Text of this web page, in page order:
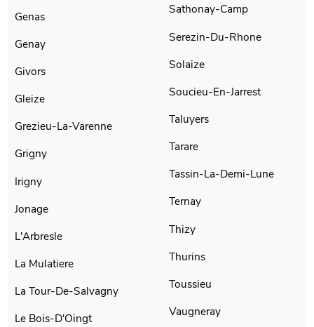
Genas
Genay
Givors
Gleize
Grezieu-La-Varenne
Grigny
Irigny
Jonage
L'Arbresle
La Mulatiere
La Tour-De-Salvagny
Le Bois-D'Oingt
Sathonay-Camp
Serezin-Du-Rhone
Solaize
Soucieu-En-Jarrest
Taluyers
Tarare
Tassin-La-Demi-Lune
Ternay
Thizy
Thurins
Toussieu
Vaugneray